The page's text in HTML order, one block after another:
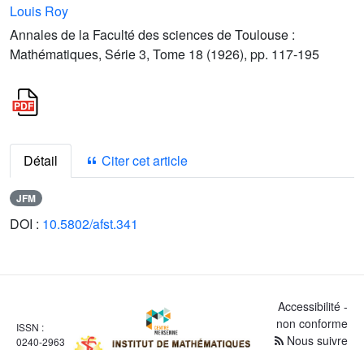
Louis Roy
Annales de la Faculté des sciences de Toulouse :
Mathématiques, Série 3, Tome 18 (1926), pp. 117-195
Détail Citer cet article
JFM
DOI : 10.5802/afst.341
ISSN :
0240-2963
Accessibilité -
non conforme
Nous suivre